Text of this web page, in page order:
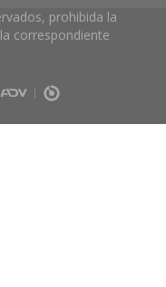
prohibida la
correspondiente